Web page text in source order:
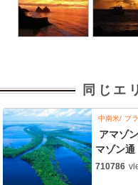
同じエ
中南米 ブ
アマゾ
マゾン通
710786